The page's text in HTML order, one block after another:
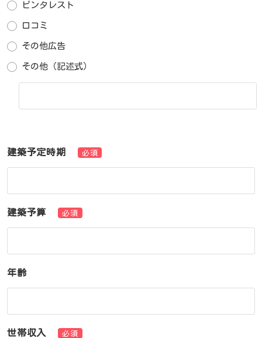
ピンタレスト
口コミ
その他広告
その他（記述式）
建築予定時期 必須
建築予算 必須
年齢
世帯収入 必須